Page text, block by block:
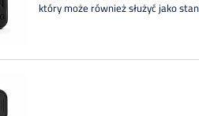
który może również służyć jako